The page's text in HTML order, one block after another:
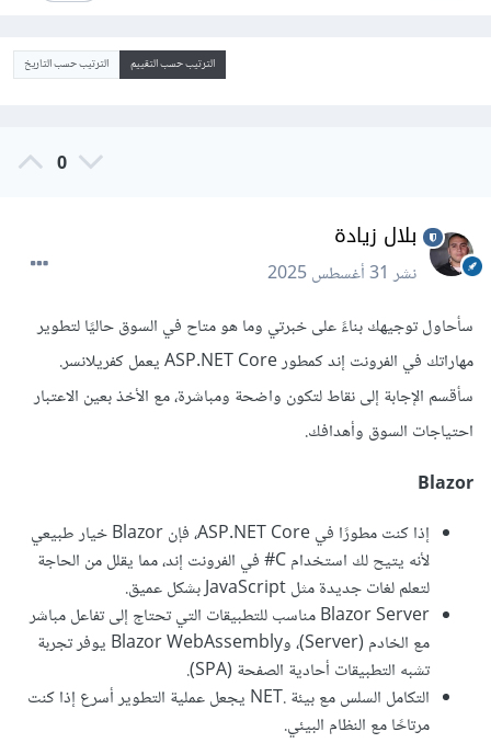
الترتيب حسب التقييم الترتيب حسب التاريخ
0
بلال زيادة
نشر31 أغسطس 2025
سأحاول توجيهك بناءً على خبرتي وما هو متاح في السوق حاليًا لتطوير
مهاراتك في الفرونت إند كمطور ASP.NET Core يعمل كفريلانسر.
سأقسم الإجابة إلى نقاط لتكون واضحة ومباشرة، مع الأخذ بعين الاعتبار
احتياجات السوق وأهدافك.
Blazor
إذا كنت مطورًا في ASP.NET Core، فإن Blazor خيار طبيعي
لأنه يتيح لك استخدام C# في الفرونت إند، مما يقلل من الحاجة
لتعلم لغات جديدة مثل JavaScript بشكل عميق.
Blazor Server مناسب للتطبيقات التي تحتاج إلى تفاعل مباشر
مع الخادم (Server)، وBlazor WebAssembly يوفر تجربة
تشبه التطبيقات أحادية الصفحة (SPA).
التكامل السلس مع بيئة .NET يجعل عملية التطوير أسرع إذا كنت
مرتاحًا مع النظام البيئي.